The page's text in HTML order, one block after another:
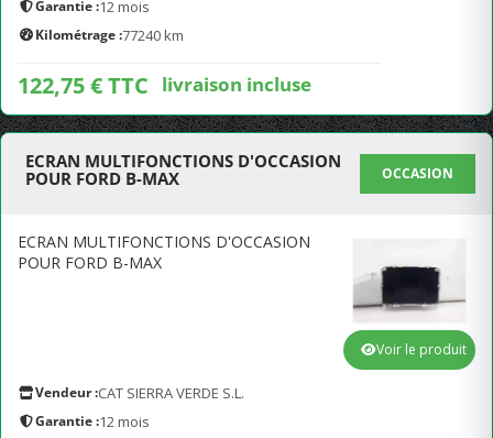
Garantie :12 mois
Kilométrage :77240 km
122,75 € TTC livraison incluse
ECRAN MULTIFONCTIONS D'OCCASION
POUR FORD B-MAX
OCCASION
ECRAN MULTIFONCTIONS D'OCCASION
POUR FORD B-MAX
Vendeur :CAT SIERRA VERDE S.L.
Garantie :12 mois
Voir le produit